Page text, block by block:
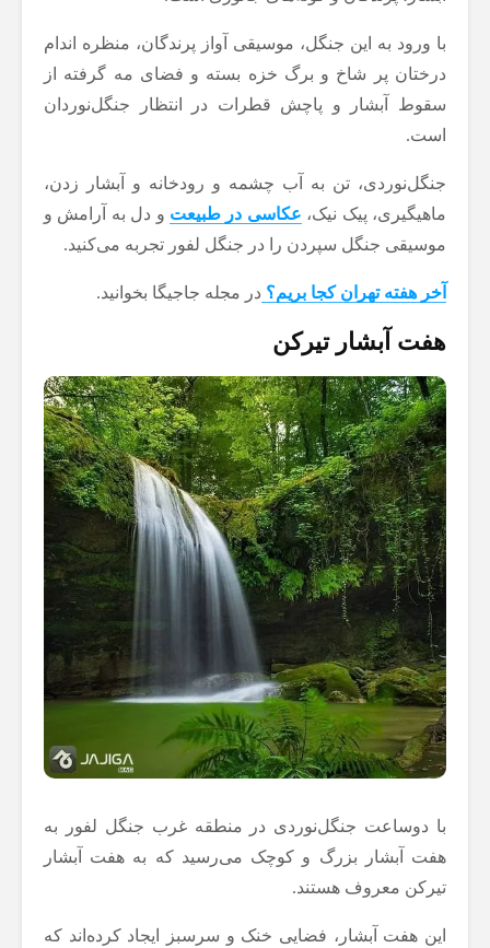
با ورود به این جنگل، موسیقی آواز پرندگان، منظره اندام
درختان پر شاخ و برگ خزه بسته و فضای مه گرفته از
سقوط آبشار و پاچش قطرات در انتظار جنگل‌نوردان
است.
جنگل‌نوردی، تن به آب چشمه و رودخانه و آبشار زدن،
ماهیگیری، پیک نیک، عکاسی در طبیعت و دل به آرامش و
موسیقی جنگل سپردن را در جنگل لفور تجربه می‌کنید.
آخر هفته تهران کجا بریم؟ در مجله جاجیگا بخوانید.
هفت آبشار تیرکن
با دوساعت جنگل‌نوردی در منطقه غرب جنگل لفور به
هفت آبشار بزرگ و کوچک می‌رسید که به هفت آبشار
تیرکن معروف هستند.
این هفت آبشار، فضایی خنک و سرسبز ایجاد کرده‌اند که